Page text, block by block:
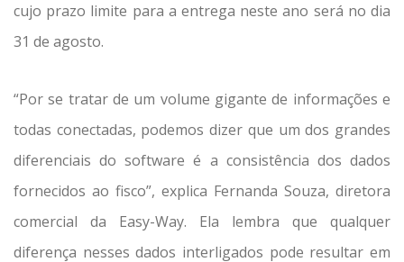
cujo prazo limite para a entrega neste ano será no dia
31 de agosto.
“Por se tratar de um volume gigante de informações e
todas conectadas, podemos dizer que um dos grandes
diferenciais do software é a consistência dos dados
fornecidos ao fisco”, explica Fernanda Souza, diretora
comercial da Easy-Way. Ela lembra que qualquer
diferença nesses dados interligados pode resultar em